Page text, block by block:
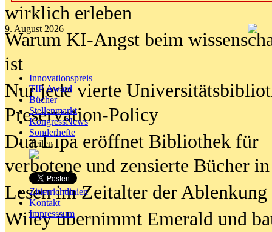
9. August 2026
Innovationspreis
TIP Award
Bücher
Stellenmarkt
KongressNews
Sonderhefte
Teilen
Zitierrichtlinien
Kontakt
Impresssum
wirklich erleben
Warum KI-Angst beim
ist
Nur jede vierte
Preservation-Policy
Dua Lipa eröffnet Bibliothek für
verbotene und zensierte Bücher
Lesen im Zeitalter der Ablenkung
Wiley übernimmt Emerald und